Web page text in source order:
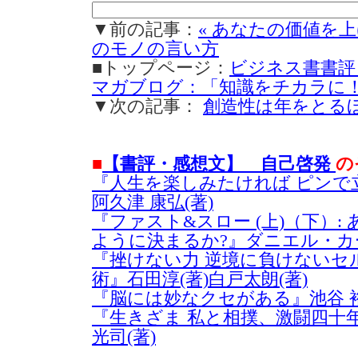
▼前の記事： « あなたの価値を
のモノの言い方
■トップページ： ビジネス書書
マガブログ：「知識をチカラに
▼次の記事： 創造性は年をとる
■ 【書評・感想文】 自己啓発 の
『人生を楽しみたければ ピン
阿久津 康弘(著)
『ファスト&スロー (上)（下）:
ように決まるか?』ダニエル・
『挫けない力 逆境に負けない
術』石田淳(著)白戸太朗(著)
『脳には妙なクセがある』池谷
『生きざま 私と相撲、激闘四十
光司(著)